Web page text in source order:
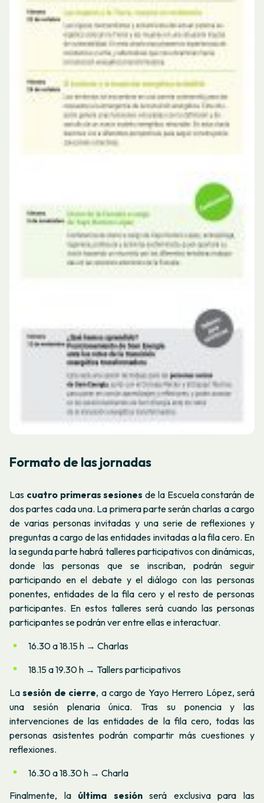
Formato de las jornadas
Las cuatro primeras sesiones de la Escuela constarán de
dos partes cada una. La primera parte serán charlas a cargo
de varias personas invitadas y una serie de reflexiones y
preguntas a cargo de las entidades invitadas a la fila cero. En
la segunda parte habrá talleres participativos con dinámicas,
donde las personas que se inscriban, podrán seguir
participando en el debate y el diálogo con las personas
ponentes, entidades de la fila cero y el resto de personas
participantes. En estos talleres será cuando las personas
participantes se podrán ver entre ellas e interactuar.
16.30 a 18.15 h → Charlas
18.15 a 19.30 h → Tallers participativos
Lasesión de cierre, a cargo de Yayo Herrero López, será
una sesión plenaria única. Tras su ponencia y las
intervenciones de las entidades de la fila cero, todas las
personas asistentes podrán compartir más cuestiones y
reflexiones.
16.30 a 18.30 h → Charla
Finalmente, la última sesiónserá exclusiva para las